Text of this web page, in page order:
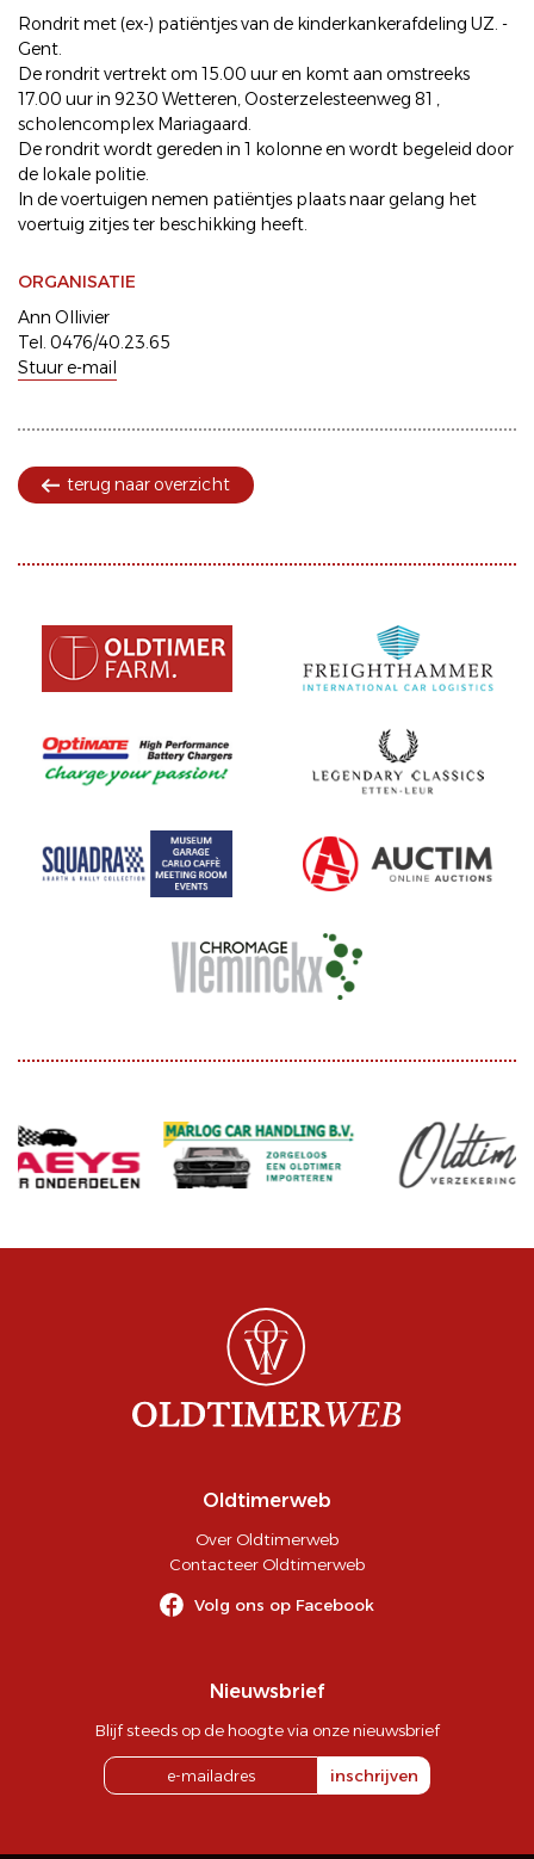
Rondrit met (ex-) patiëntjes van de kinderkankerafdeling UZ. -
Gent.
De rondrit vertrekt om 15.00 uur en komt aan omstreeks
17.00 uur in 9230 Wetteren, Oosterzelesteenweg 81 ,
scholencomplex Mariagaard.
De rondrit wordt gereden in 1 kolonne en wordt begeleid door
de lokale politie.
In de voertuigen nemen patiëntjes plaats naar gelang het
voertuig zitjes ter beschikking heeft.
ORGANISATIE
Ann Ollivier
Tel. 0476/40.23.65
Stuur e-mail
terug naar overzicht
Oldtimerweb
Over Oldtimerweb
Contacteer Oldtimerweb
Volg ons op Facebook
Nieuwsbrief
Blijf steeds op de hoogte via onze nieuwsbrief
inschrijven